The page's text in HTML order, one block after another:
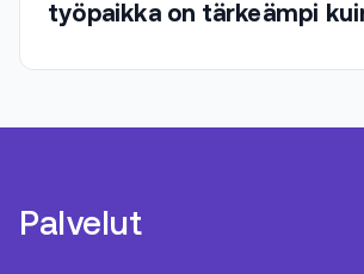
työpaikka on tärkeämpi
Palvelut